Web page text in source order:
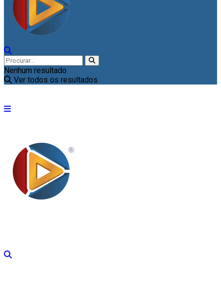
Nenhum resultado
Ver todos os resultados